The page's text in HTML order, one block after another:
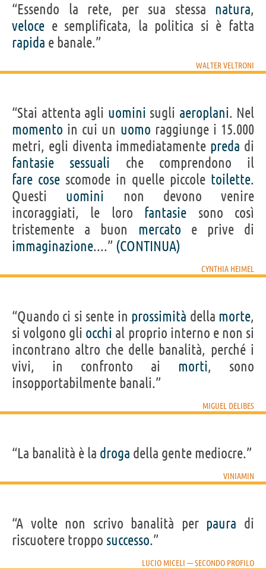
“Essendo la rete, per sua stessa natura,
veloce e semplificata, la politica si è fatta
rapida e banale.”
WALTER VELTRONI
“Stai attenta agli uomini sugli aeroplani. Nel
momento in cui un uomo raggiunge i 15.000
metri, egli diventa immediatamente preda di
fantasie
sessuali che comprendono il
fare cose scomode in quelle piccole toilette.
Questi uomini non devono venire
incoraggiati, le loro fantasie sono così
tristemente a buon mercato e prive di
immaginazione....” (CONTINUA)
CYNTHIA HEIMEL
“Quando ci si sente in prossimità della morte,
si volgono gli occhi al proprio interno e non si
incontrano altro che delle banalità, perché i
vivi, in confronto ai morti, sono
insopportabilmente banali.”
MIGUEL DELIBES
“La banalità è la droga della gente mediocre.”
VINIAMIN
“A volte non scrivo banalità per paura di
riscuotere troppo successo.”
LUCIO MICELI — SECONDO PROFILO